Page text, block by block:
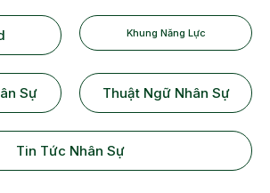
Khung Năng Lực
Sự Thuật Ngữ Nhân Sự
Tin Tức Nhân Sự